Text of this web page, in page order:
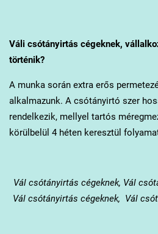
Vál i csótányirtás cégeknek,
történik?
A munka során extra erős
alkalmazunk. A csótányirtó szer
rendelkezik, mellyel tartós
körülbelül 4 héten keresztül
Válcsótányirtás cégeknek, Vál
Vál csótányirtás cégeknek, Vál